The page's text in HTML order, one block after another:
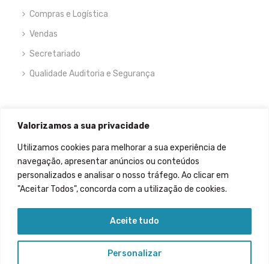
Valorizamos a sua privacidade
Utilizamos cookies para melhorar a sua experiência de
navegação, apresentar anúncios ou conteúdos
personalizados e analisar o nosso tráfego. Ao clicar em
"Aceitar Todos", concorda com a utilização de cookies.
Personalizar
Aceite tudo
Compras e Logística
Vendas
Secretariado
Qualidade Auditoria e Segurança